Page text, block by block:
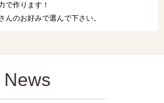
で作ります！
のお好みで選んで下さい。
News